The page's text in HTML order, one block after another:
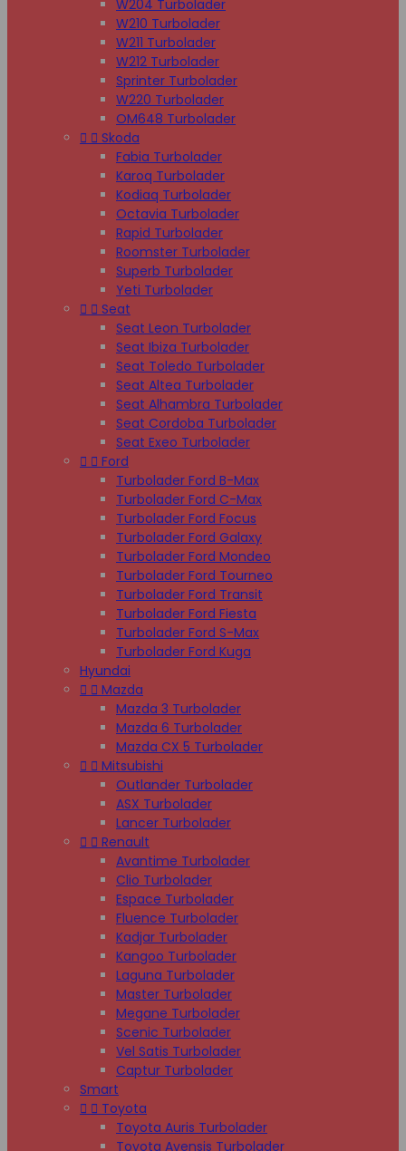
W204 Turbolader
W210 Turbolader
W211 Turbolader
W212 Turbolader
Sprinter Turbolader
W220 Turbolader
OM648 Turbolader
  Skoda
Fabia Turbolader
Karoq Turbolader
Kodiaq Turbolader
Octavia Turbolader
Rapid Turbolader
Roomster Turbolader
Superb Turbolader
Yeti Turbolader
  Seat
Seat Leon Turbolader
Seat Ibiza Turbolader
Seat Toledo Turbolader
Seat Altea Turbolader
Seat Alhambra Turbolader
Seat Cordoba Turbolader
Seat Exeo Turbolader
  Ford
Turbolader Ford B-Max
Turbolader Ford C-Max
Turbolader Ford Focus
Turbolader Ford Galaxy
Turbolader Ford Mondeo
Turbolader Ford Tourneo
Turbolader Ford Transit
Turbolader Ford Fiesta
Turbolader Ford S-Max
Turbolader Ford Kuga
Hyundai
  Mazda
Mazda 3 Turbolader
Mazda 6 Turbolader
Mazda CX 5 Turbolader
  Mitsubishi
Outlander Turbolader
ASX Turbolader
Lancer Turbolader
  Renault
Avantime Turbolader
Clio Turbolader
Espace Turbolader
Fluence Turbolader
Kadjar Turbolader
Kangoo Turbolader
Laguna Turbolader
Master Turbolader
Megane Turbolader
Scenic Turbolader
Vel Satis Turbolader
Captur Turbolader
Smart
  Toyota
Toyota Auris Turbolader
Toyota Avensis Turbolader